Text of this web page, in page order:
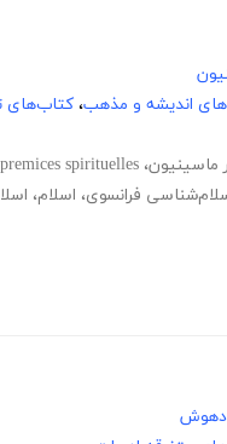
اندیشه و مذهب، کتاب‌های
ماسینیون، spirituelles
فرانسوی، اسلام،